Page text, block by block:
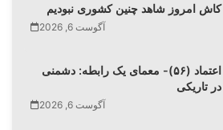
کاش امروز شاهد چنین کشوری نبودیم
آگوست 6, 2026
اعتماد (۵۶)- معمای یک رابطه: دشمنی
در تاریکی
آگوست 6, 2026